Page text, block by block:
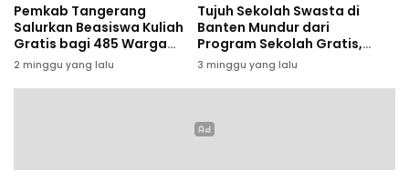
Pemkab Tangerang
Salurkan Beasiswa Kuliah
Gratis bagi 485 Warga
Kurang Mampu
2 minggu yang lalu
Tujuh Sekolah Swasta di
Banten Mundur dari
Program Sekolah Gratis,
Diduga Terkendala Biaya
Operasional
3 minggu yang lalu